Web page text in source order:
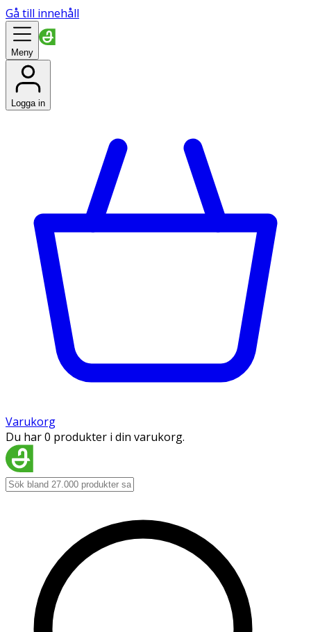
Gå till innehåll
Meny
Logga in
Varukorg
Du har 0 produkter i din varukorg.